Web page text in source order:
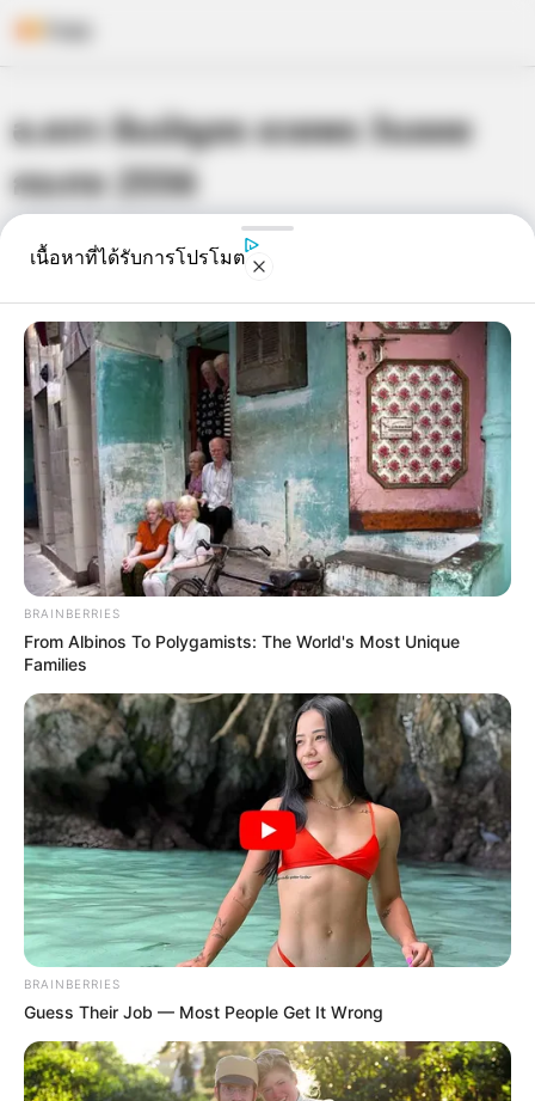
to
content
อ.คฑา ชินบัญชร อวยพร วันลอย
กระทง 2556
เจ้าหมอดู 15 พ.ย. 2013
แชร์
อ.คฑา ชินบัญชร มีคำอวยพรดีๆ รวมถึงวิธีการลอยกระทง
อย่างไรให้ถูกต้อง ในวันลอยกระทงปี 2556 นี้มาฝากชาว
Horoscope.Mthai.comกันครับ
อวยพรวันลอยกระทง 2556
เนื้อหาที่ได้รับการโปรโมต
BRAINBERRIES
From Albinos To Polygamists: The World's Most Unique
Families
BRAINBERRIES
Guess Their Job — Most People Get It Wrong